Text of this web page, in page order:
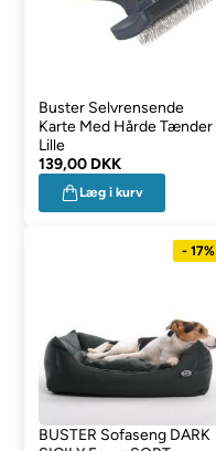
Buster Selvrensende
Karte Med Hårde Tænder
Lille
139,00 DKK
Læg i kurv
- 17%
BUSTER Sofaseng DARK